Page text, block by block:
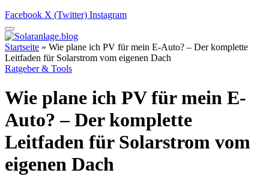
Facebook X (Twitter) Instagram
Startseite » Wie plane ich PV für mein E-Auto? – Der komplette
Leitfaden für Solarstrom vom eigenen Dach
Ratgeber & Tools
Wie plane ich PV für mein E-
Auto? – Der komplette
Leitfaden für Solarstrom vom
eigenen Dach